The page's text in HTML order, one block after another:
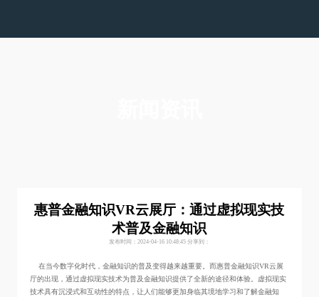
惠普金融知识VR云展厅：通过虚拟现实技
术普及金融知识
发布时间：2024-04-16 10:48:45 分享到：
在当今数字化时代，金融知识的普及变得越来越重要。而惠普金融知识VR云展
厅的出现，通过虚拟现实技术为普及金融知识提供了全新的途径和体验。虚拟现实
技术具有沉浸式和互动性的特点，让人们能够更加身临其境地学习和了解金融知